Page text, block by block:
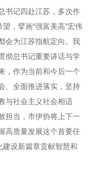
书记四赴江苏，多次作
，擘画“强富美高”宏伟
会为江苏指航定向。我
彻总书记重要讲话与学
，作为当前和今后一个
、全面推进落实，坚持
与社会主义社会相适
担当，市伊协将上下一
高质量发展这个首要任
建设新篇章贡献智慧和